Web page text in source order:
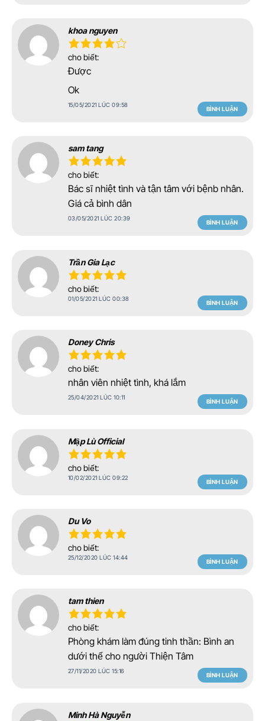
khoa nguyen
cho biết:
Được
Ok
15/05/2021 LÚC 09:58
BÌNH LUẬN
sam tang
cho biết:
Bác sĩ nhiệt tình và tận tâm với bệnb nhân.
Giá cả bình dân
03/05/2021 LÚC 20:39
BÌNH LUẬN
Trần Gia Lạc
cho biết:
01/05/2021 LÚC 00:38
BÌNH LUẬN
Doney Chris
cho biết:
nhân viên nhiệt tình, khá lắm
25/04/2021 LÚC 10:11
BÌNH LUẬN
Mập Lù Official
cho biết:
10/02/2021 LÚC 09:22
BÌNH LUẬN
Du Vo
cho biết:
25/12/2020 LÚC 14:44
BÌNH LUẬN
tam thien
cho biết:
Phòng khám làm đúng tinh thần: Bình an
dưới thế cho người Thiện Tâm
27/11/2020 LÚC 15:16
BÌNH LUẬN
Minh Hà Nguyễn